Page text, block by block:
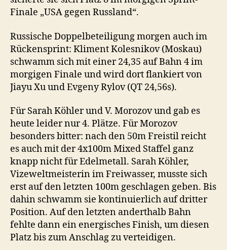
Finale „USA gegen Russland“.
Russische Doppelbeteiligung morgen auch im
Rückensprint: Kliment Kolesnikov (Moskau)
schwamm sich mit einer 24,35 auf Bahn 4 im
morgigen Finale und wird dort flankiert von
Jiayu Xu und Evgeny Rylov (QT 24,56s).
Für Sarah Köhler und V. Morozov und gab es
heute leider nur 4. Plätze. Für Morozov
besonders bitter: nach den 50m Freistil reicht
es auch mit der 4x100m Mixed Staffel ganz
knapp nicht für Edelmetall. Sarah Köhler,
Vizeweltmeisterin im Freiwasser, musste sich
erst auf den letzten 100m geschlagen geben. Bis
dahin schwamm sie kontinuierlich auf dritter
Position. Auf den letzten anderthalb Bahn
fehlte dann ein energisches Finish, um diesen
Platz bis zum Anschlag zu verteidigen.